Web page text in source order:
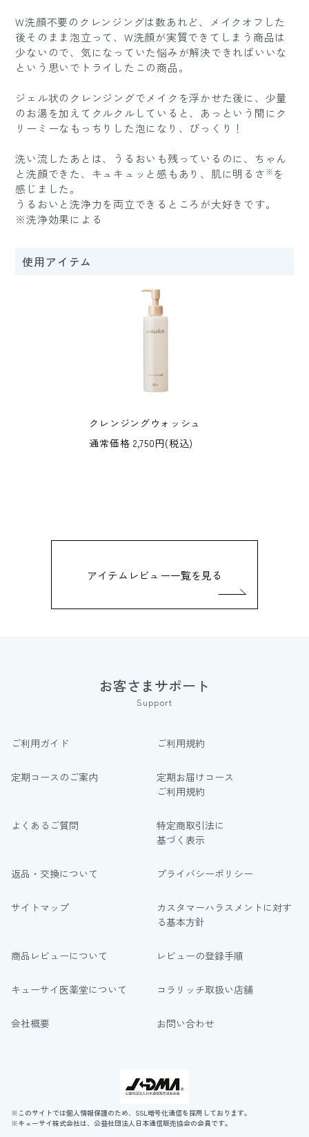
W洗顔不要のクレンジングは数あれど、メイクオフした
後そのまま泡立って、W洗顔が実質できてしまう商品は
少ないので、気になっていた悩みが解決できればいいな
という思いでトライしたこの商品。
ジェル状のクレンジングでメイクを浮かせた後に、少量
のお湯を加えてクルクルしていると、あっという間にク
リーミーなもっちりした泡になり、びっくり！
洗い流したあとは、うるおいも残っているのに、ちゃん
と洗顔できた、キュキュッと感もあり、肌に明るさ※を
感じました。
うるおいと洗浄力を両立できるところが大好きです。
※洗浄効果による
使用アイテム
クレンジングウォッシュ
通常価格 2,750円(税込)
アイテムレビュー一覧を見る
お客さまサポート
Support
ご利用ガイド ご利用規約
定期コースのご案内
定期お届けコース
ご利用規約
よくあるご質問
特定商取引法に
基づく表示
返品・交換について プライバシーポリシー
サイトマップ
カスタマーハラスメントに対す
る基本方針
商品レビューについて レビューの登録手順
キューサイ医薬堂について コラリッチ取扱い店舗
会社概要 お問い合わせ
※このサイトでは個人情報保護のため、SSL暗号化通信を採用しております。
※キューサイ株式会社は、公益社団法人日本通信販売協会の会員です。